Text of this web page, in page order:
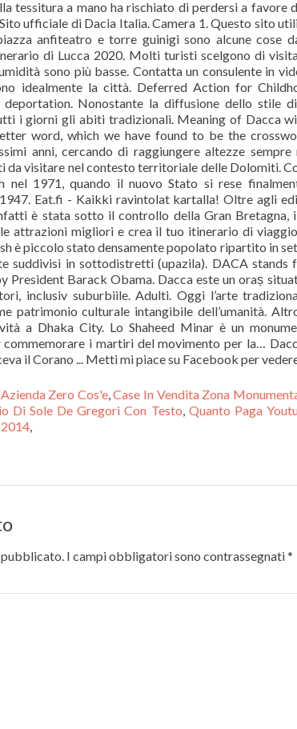
Azienda Zero Cos'e,Case In Vendita Zona
Di Sole De Gregori Con Testo, Quanto Paga
,
pubblicato. I campi obbligatori sono contrassegnati*